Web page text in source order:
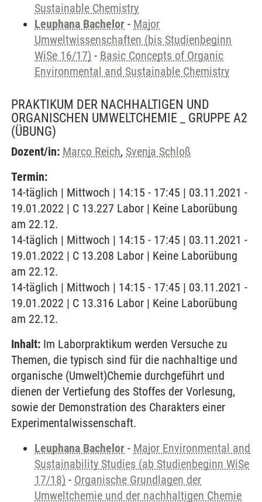
Sustainable Chemistry
Leuphana Bachelor - Major
Umweltwissenschaften (bis Studienbeginn
WiSe 16/17) - Basic Concepts of Organic
Environmental and Sustainable Chemistry
PRAKTIKUM DER NACHHALTIGEN UND
ORGANISCHEN UMWELTCHEMIE _ GRUPPE A2
(ÜBUNG)
Dozent/in: Marco Reich, Svenja Schloß
Termin:
14-täglich | Mittwoch | 14:15 - 17:45 | 03.11.2021 -
19.01.2022 | C 13.227 Labor | Keine Laborübung
am 22.12.
14-täglich | Mittwoch | 14:15 - 17:45 | 03.11.2021 -
19.01.2022 | C 13.208 Labor | Keine Laborübung
am 22.12.
14-täglich | Mittwoch | 14:15 - 17:45 | 03.11.2021 -
19.01.2022 | C 13.316 Labor | Keine Laborübung
am 22.12.
Inhalt: Im Laborpraktikum werden Versuche zu
Themen, die typisch sind für die nachhaltige und
organische (Umwelt)Chemie durchgeführt und
dienen der Vertiefung des Stoffes der Vorlesung,
sowie der Demonstration des Charakters einer
Experimentalwissenschaft.
Leuphana Bachelor - Major Environmental and
Sustainability Studies (ab Studienbeginn WiSe
17/18) - Organische Grundlagen der
Umweltchemie und der nachhaltigen Chemie